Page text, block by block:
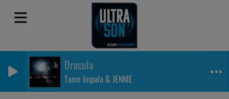
Dracula
Tame Impala & JENNIE